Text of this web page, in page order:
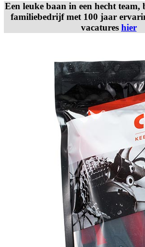
Een leuke baan in een hecht
familiebedrijf met 100 jaar
vacatures hier